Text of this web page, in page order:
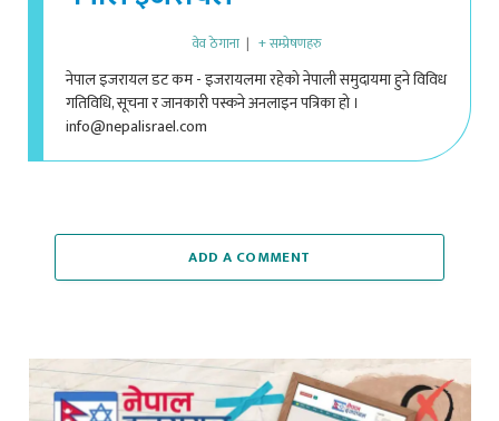
वेव ठेगाना
नेपाल इजरायल डट कम - इजरायलमा रहेको नेपाली समुदायमा हुने विविध
गतिविधि, सूचना र जानकारी पस्कने अनलाइन पत्रिका हो ।
info@nepalisrael.com